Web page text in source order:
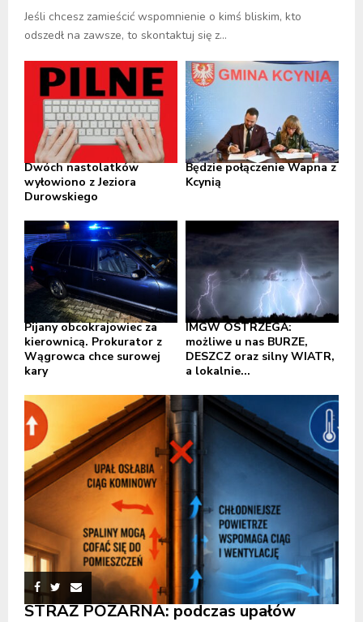
Jeśli chcesz zamieścić wspomnienie o kimś bliskim, kto
odszedł na zawsze, to skontaktuj się z...
Dwóch nastolatków
wyłowiono z Jeziora
Durowskiego
Będzie połączenie Wapna z
Kcynią
Pijany obcokrajowiec za
kierownicą. Prokurator z
Wągrowca chce surowej
kary
IMGW OSTRZEGA:
możliwe u nas BURZE,
DESZCZ oraz silny WIATR,
a lokalnie...
STRAŻ POŻARNA: podczas upałów